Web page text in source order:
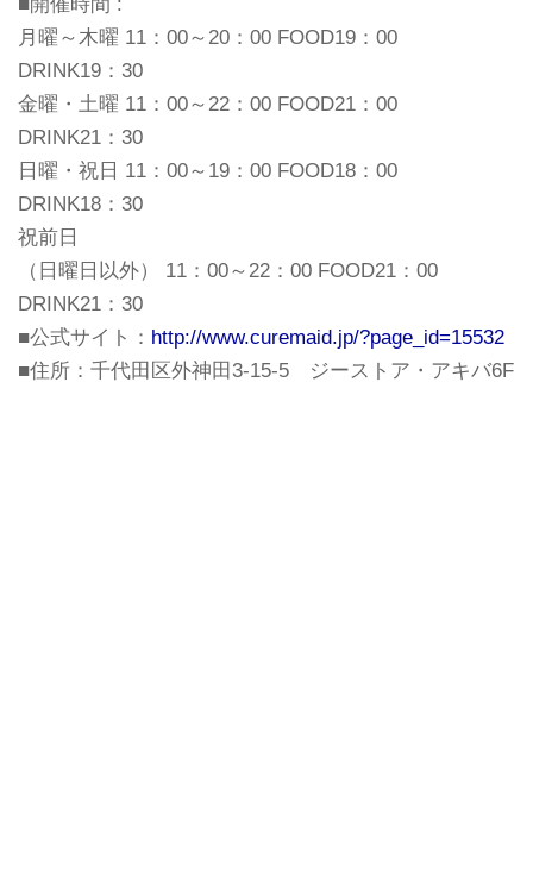
月曜～木曜 11：00～20：00 FOOD19：00
DRINK19：30
金曜・土曜 11：00～22：00 FOOD21：00
DRINK21：30
日曜・祝日 11：00～19：00 FOOD18：00
DRINK18：30
祝前日
（日曜日以外） 11：00～22：00 FOOD21：00
DRINK21：30
■公式サイト： http://www.curemaid.jp/?page_id=15532
■住所：千代田区外神田3-15-5 ジーストア・アキバ6F